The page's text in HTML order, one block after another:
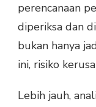
perencanaan
diperiksa dan
bukan hanya
ini, risiko
Lebih jauh,